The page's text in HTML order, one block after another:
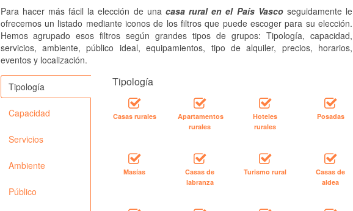
Para hacer más fácil la elección de una casa rural en el País Vascoseguidamente le
ofrecemos un listado mediante iconos de los filtros que puede escoger para su elección.
Hemos agrupado esos filtros según grandes tipos de grupos: Tipología, capacidad,
servicios, ambiente, público ideal, equipamientos, tipo de alquiler, precios, horarios,
eventos y localización.
Tipología
Capacidad
Servicios
Ambiente
Público
Tipología
Casas rurales
Apartamentos
rurales
Hoteles
rurales
Posadas
Masías
Casas de
labranza
Turismo rural
Casas de
aldea